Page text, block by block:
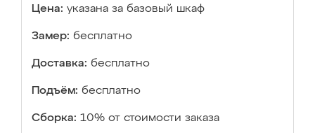
Цена: указана за базовый шкаф
Замер: бесплатно
Доставка: бесплатно
Подъём: бесплатно
Сборка: 10% от стоимости заказа